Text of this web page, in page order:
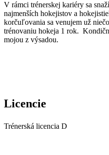
V rámci trénerskej kariéry sa
najmenších hokejistov a
korčuľovania sa venujem už
trénovaniu hokeja 1 rok.
mojou z výsadou.
Licencie
Trénerská licencia D